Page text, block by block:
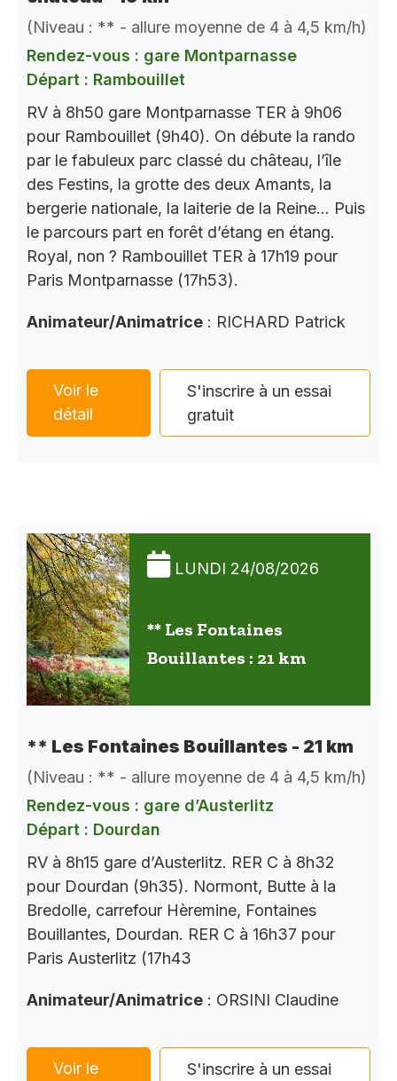
(Niveau : ** - allure moyenne de 4 à 4,5 km/h)
Rendez-vous : gare Montparnasse
Départ : Rambouillet
RV à 8h50 gare Montparnasse TER à 9h06
pour Rambouillet (9h40). On débute la rando
par le fabuleux parc classé du château, l’île
des Festins, la grotte des deux Amants, la
bergerie nationale, la laiterie de la Reine… Puis
le parcours part en forêt d’étang en étang.
Royal, non ? Rambouillet TER à 17h19 pour
Paris Montparnasse (17h53).
Animateur/Animatrice : RICHARD Patrick
Voir le
détail
S'inscrire à un essai
gratuit
LUNDI 24/08/2026
** Les Fontaines
Bouillantes : 21 km
** Les Fontaines Bouillantes - 21 km
(Niveau : ** - allure moyenne de 4 à 4,5 km/h)
Rendez-vous : gare d’Austerlitz
Départ : Dourdan
RV à 8h15 gare d’Austerlitz. RER C à 8h32
pour Dourdan (9h35). Normont, Butte à la
Bredolle, carrefour Hèremine, Fontaines
Bouillantes, Dourdan. RER C à 16h37 pour
Paris Austerlitz (17h43
Animateur/Animatrice : ORSINI Claudine
Voir le
S'inscrire à un essai